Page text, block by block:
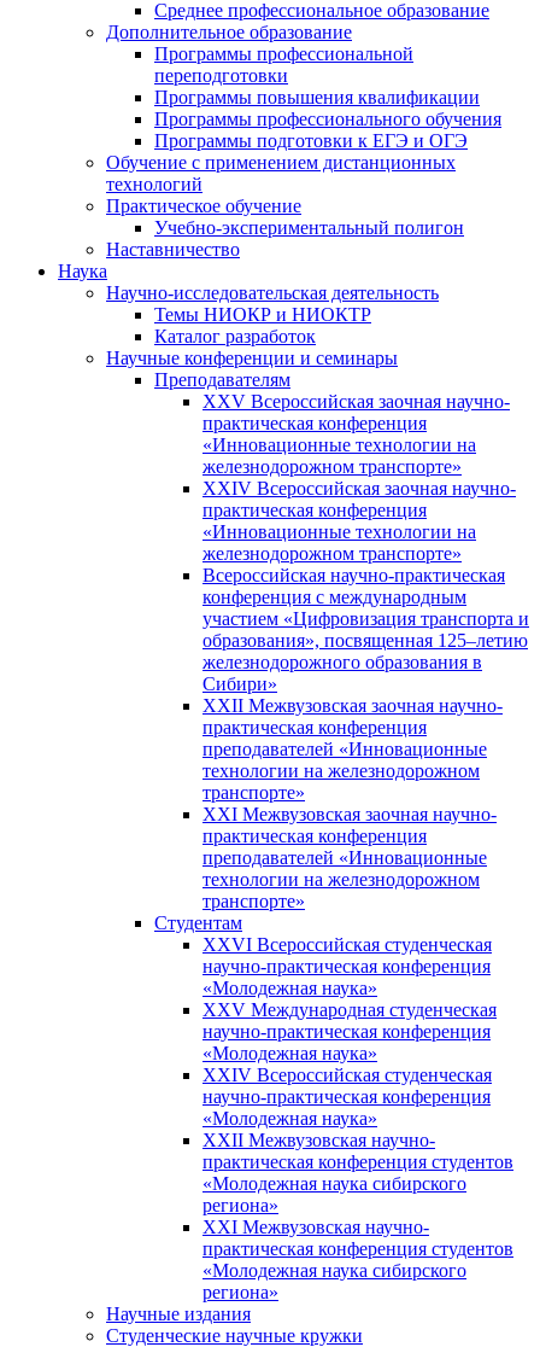
Среднее профессиональное образование
Дополнительное образование
Программы профессиональной
переподготовки
Программы повышения квалификации
Программы профессионального обучения
Программы подготовки к ЕГЭ и ОГЭ
Обучение с применением дистанционных
технологий
Практическое обучение
Учебно-экспериментальный полигон
Наставничество
Наука
Научно-исследовательская деятельность
Темы НИОКР и НИОКТР
Каталог разработок
Научные конференции и семинары
Преподавателям
XXV Всероссийская заочная научно-
практическая конференция
«Инновационные технологии на
железнодорожном транспорте»
XXIV Всероссийская заочная научно-
практическая конференция
«Инновационные технологии на
железнодорожном транспорте»
Всероссийская научно-практическая
конференция с международным
участием «Цифровизация транспорта и
образования», посвященная 125–летию
железнодорожного образования в
Сибири»
XXII Межвузовская заочная научно-
практическая конференция
преподавателей «Инновационные
технологии на железнодорожном
транспорте»
XXI Межвузовская заочная научно-
практическая конференция
преподавателей «Инновационные
технологии на железнодорожном
транспорте»
Студентам
XXVI Всероссийская студенческая
научно-практическая конференция
«Молодежная наука»
XXV Международная студенческая
научно-практическая конференция
«Молодежная наука»
XXIV Всероссийская студенческая
научно-практическая конференция
«Молодежная наука»
XXII Межвузовская научно-
практическая конференция студентов
«Молодежная наука сибирского
региона»
XXI Межвузовская научно-
практическая конференция студентов
«Молодежная наука сибирского
региона»
Научные издания
Студенческие научные кружки